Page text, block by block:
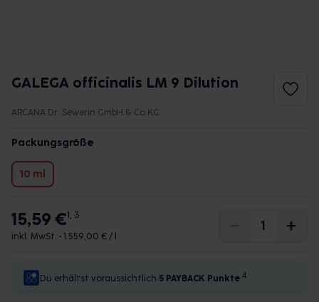
GALEGA officinalis LM 9 Dilution
ARCANA Dr. Sewerin GmbH & Co.KG
Packungsgröße
10 ml
15,59 €1, 3
inkl. MwSt. • 1.559,00 € / l
Du erhältst voraussichtlich 5 PAYBACK Punkte 4